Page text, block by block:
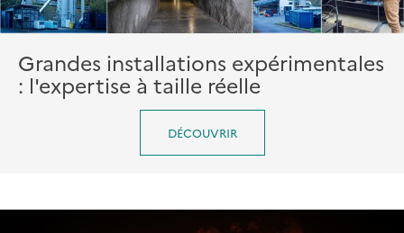
Grandes installations expérimentales
: l'expertise à taille réelle
DÉCOUVRIR